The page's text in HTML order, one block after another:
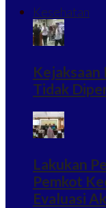
Kesehatan
Kejaksaan
Tidak
Lakukan
Pemkot
Evaluasi